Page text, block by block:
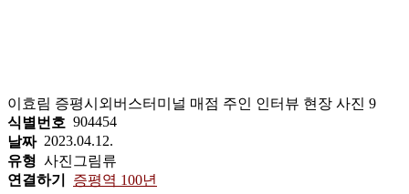
이효림 증평시외버스터미널 매점 주인 인터뷰 현장 사진 9
식별번호 904454
날짜2023.04.12.
유형 사진그림류
연결하기
증평역 100년